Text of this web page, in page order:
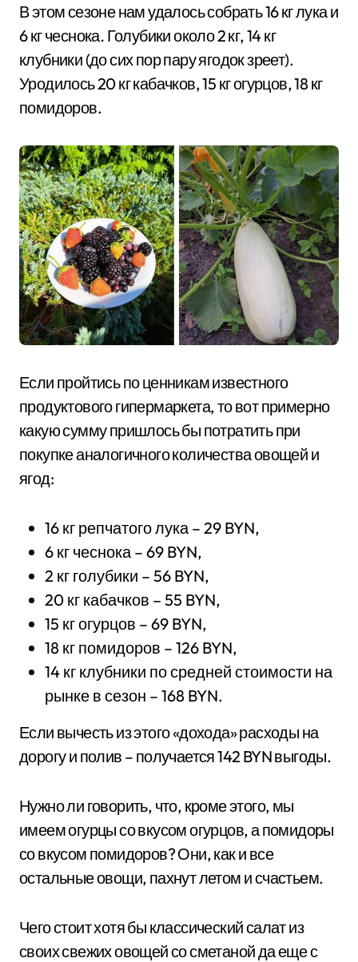
В этом сезоне нам удалось собрать 16 кг лука и
6 кг чеснока. Голубики около 2 кг, 14 кг
клубники (до сих пор пару ягодок зреет).
Уродилось 20 кг кабачков, 15 кг огурцов, 18 кг
помидоров.
Если пройтись по ценникам известного
продуктового гипермаркета, то вот примерно
какую сумму пришлось бы потратить при
покупке аналогичного количества овощей и
ягод:
16 кг репчатого лука – 29 BYN,
6 кг чеснока – 69 BYN,
2 кг голубики – 56 BYN,
20 кг кабачков – 55 BYN,
15 кг огурцов – 69 BYN,
18 кг помидоров – 126 BYN,
14 кг клубники по средней стоимости на
рынке в сезон – 168 BYN.
Если вычесть из этого «дохода» расходы на
дорогу и полив – получается 142 BYN выгоды.
Нужно ли говорить, что, кроме этого, мы
имеем огурцы со вкусом огурцов, а помидоры
со вкусом помидоров? Они, как и все
остальные овощи, пахнут летом и счастьем.
Чего стоит хотя бы классический салат из
своих свежих овощей со сметаной да еще с